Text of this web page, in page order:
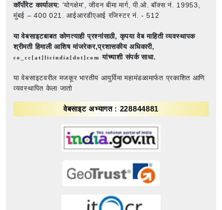
कॉर्पोरेट कार्यालय: 'योगक्षेम', जीवन बीमा मार्ग, पी.ओ. बॉक्स नं. 19953,
मुंबई – 400 021. आईआरडीएआई रजिस्टर नं. - 512
या वेबसाइटबाबत कोणत्याही प्रश्नांसाठी, कृपया वेब माहिती व्यवस्थापक
श्रीमती हिमाली आशिष मांजरेकर,प्रशासकीय अधिकारी,
co_cc[at]licindia[dot]comयांच्याशी संपर्क साधा.
या वेबसाइटवरील मजकूर भारतीय आयुर्विमा महामंडळामार्फत प्रकाशित आणि
व्यवस्थापित केला जातो
वेबसाइट अभ्यागत : 228844881